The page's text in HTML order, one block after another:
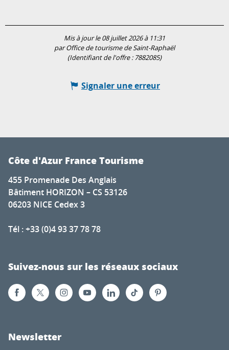
Mis à jour le 08 juillet 2026 à 11:31
par Office de tourisme de Saint-Raphaël
(Identifiant de l'offre : 7882085)
Signaler une erreur
Côte d'Azur France Tourisme
455 Promenade Des Anglais
Bâtiment HORIZON – CS 53126
06203 NICE Cedex 3
Tél : +33 (0)4 93 37 78 78
Suivez-nous sur les réseaux sociaux
Newsletter